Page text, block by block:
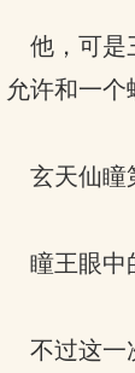
他，可是
允许和一个
玄天仙瞳
瞳王眼中
不过这一